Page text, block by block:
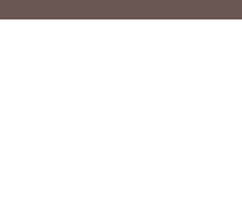
Ho vols compartir?